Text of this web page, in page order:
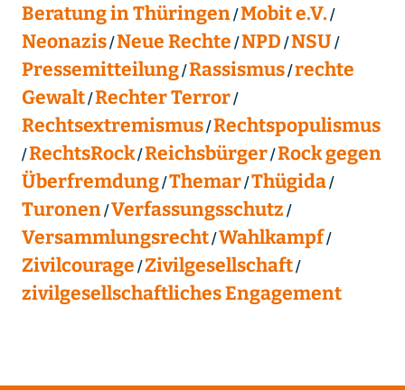
Beratung in Thüringen Mobit e.V.
Neonazis Neue Rechte NPD NSU
Pressemitteilung Rassismus rechte
Gewalt Rechter Terror
Rechtsextremismus Rechtspopulismus
RechtsRock Reichsbürger Rock gegen
Überfremdung Themar Thügida
Turonen Verfassungsschutz
Versammlungsrecht Wahlkampf
Zivilcourage Zivilgesellschaft
zivilgesellschaftliches Engagement